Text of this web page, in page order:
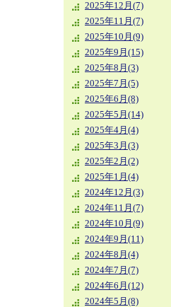
2025年12月(7)
2025年11月(7)
2025年10月(9)
2025年9月(15)
2025年8月(3)
2025年7月(5)
2025年6月(8)
2025年5月(14)
2025年4月(4)
2025年3月(3)
2025年2月(2)
2025年1月(4)
2024年12月(3)
2024年11月(7)
2024年10月(9)
2024年9月(11)
2024年8月(4)
2024年7月(7)
2024年6月(12)
2024年5月(8)